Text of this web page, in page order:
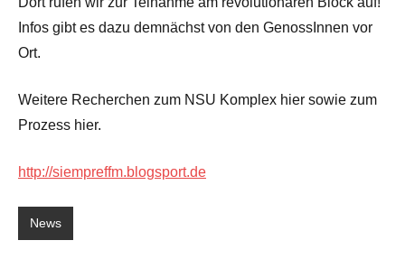
Infos gibt es dazu demnächst von den GenossInnen vor
Ort.
Weitere Recherchen zum NSU Komplex hier sowie zum
Prozess hier.
http://siempreffm.blogsport.de
News